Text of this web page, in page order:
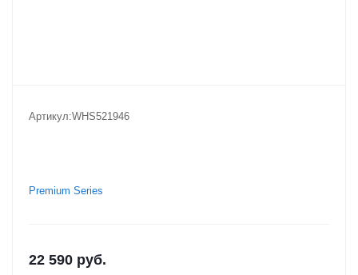
Артикул:WHS521946
Premium Series
22 590 руб.